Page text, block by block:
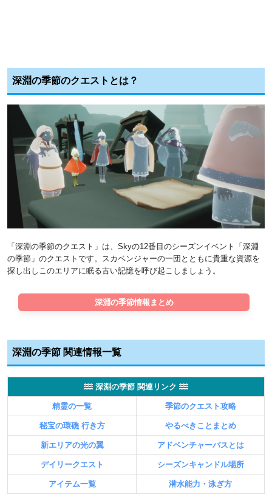
深淵の季節のクエストとは？
「深淵の季節のクエスト」は、Skyの12番目のシーズンイベント「深淵
の季節」のクエストです。スカベンジャーの一団とともに貴重な資源を
探し出しこのエリアに眠る古い記憶を呼び起こしましょう。
深淵の季節情報まとめ
深淵の季節 関連情報一覧
深淵の季節 関連リンク
精霊の一覧 季節のクエスト攻略
秘宝の環礁 行き方 やるべきことまとめ
新エリアの光の翼 アドベンチャーパスとは
デイリークエスト シーズンキャンドル場所
アイテム一覧 潜水能力・泳ぎ方